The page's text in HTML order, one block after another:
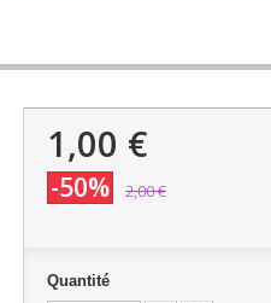
1,00 €
-50% 2,00 €
Quantité